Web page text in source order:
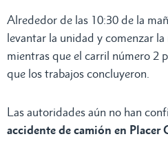
Alrededor de las 10:30 de la
levantar la unidad y comenzar
mientras que el carril número 2
que los trabajos concluyeron.
Las autoridades aún no han
accidente de camión en Placer